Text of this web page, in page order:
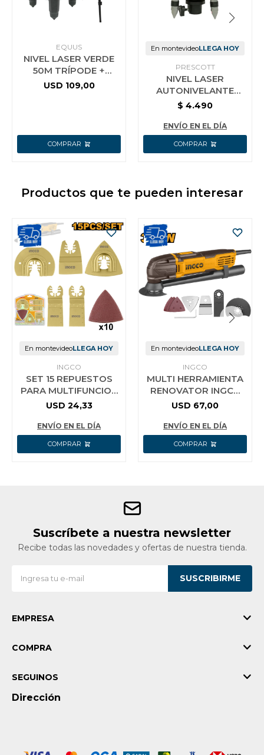
EQUUS
NIVEL LASER VERDE
50M TRÍPODE +
ACCESORIOS EQUUS
USD 109,00
En montevideoLLEGA HOY
PRESCOTT
NIVEL LASER
AUTONIVELANTE
PRESCOTT
$ 4.490
ENVÍO EN EL DÍA
Productos que te pueden interesar
En montevideoLLEGA HOY
INGCO
SET 15 REPUESTOS
PARA MULTIFUNCION
MULTI HERRAMIENTA
MF3008 300W
USD 24,33
ENVÍO EN EL DÍA
En montevideoLLEGA HOY
INGCO
MULTI HERRAMIENTA
RENOVATOR INGCO
MF3008 300W
USD 67,00
ENVÍO EN EL DÍA
Suscríbete a nuestra newsletter
Recibe todas las novedades y ofertas de nuestra tienda.
SUSCRIBIRME
EMPRESA
COMPRA
Dirección
SEGUINOS